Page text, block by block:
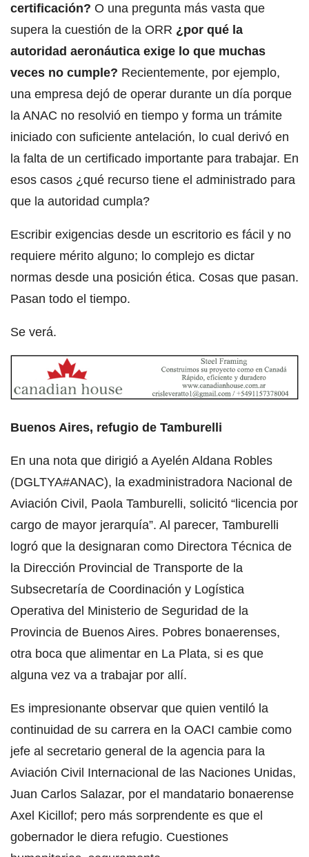
certificación? O una pregunta más vasta que
supera la cuestión de la ORR ¿por qué la
autoridad aeronáutica exige lo que muchas
veces no cumple? Recientemente, por ejemplo,
una empresa dejó de operar durante un día porque
la ANAC no resolvió en tiempo y forma un trámite
iniciado con suficiente antelación, lo cual derivó en
la falta de un certificado importante para trabajar. En
esos casos ¿qué recurso tiene el administrado para
que la autoridad cumpla?
Escribir exigencias desde un escritorio es fácil y no
requiere mérito alguno; lo complejo es dictar
normas desde una posición ética. Cosas que pasan.
Pasan todo el tiempo.
Se verá.
Buenos Aires, refugio de Tamburelli
En una nota que dirigió a Ayelén Aldana Robles
(DGLTYA#ANAC), la exadministradora Nacional de
Aviación Civil, Paola Tamburelli, solicitó “licencia por
cargo de mayor jerarquía”. Al parecer, Tamburelli
logró que la designaran como Directora Técnica de
la Dirección Provincial de Transporte de la
Subsecretaría de Coordinación y Logística
Operativa del Ministerio de Seguridad de la
Provincia de Buenos Aires. Pobres bonaerenses,
otra boca que alimentar en La Plata, si es que
alguna vez va a trabajar por allí.
Es impresionante observar que quien ventiló la
continuidad de su carrera en la OACI cambie como
jefe al secretario general de la agencia para la
Aviación Civil Internacional de las Naciones Unidas,
Juan Carlos Salazar, por el mandatario bonaerense
Axel Kicillof; pero más sorprendente es que el
gobernador le diera refugio. Cuestiones